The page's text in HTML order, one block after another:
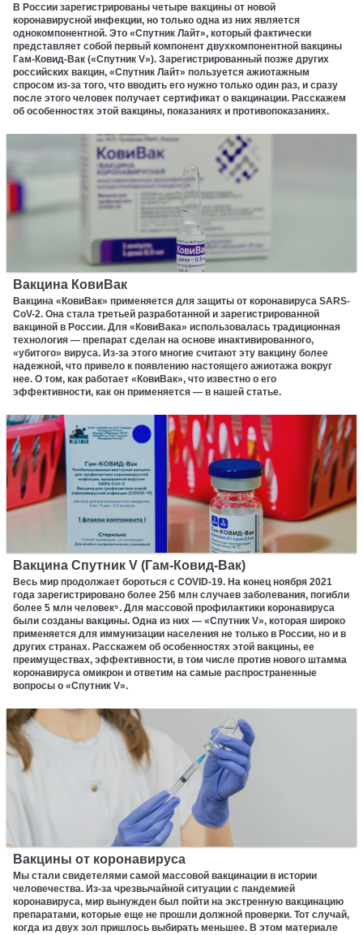
В России зарегистрированы четыре вакцины от новой
коронавирусной инфекции, но только одна из них является
однокомпонентной. Это «Спутник Лайт», который фактически
представляет собой первый компонент двухкомпонентной вакцины
Гам-Ковид-Вак («Спутник V»). Зарегистрированный позже других
российских вакцин, «Спутник Лайт» пользуется ажиотажным
спросом из-за того, что вводить его нужно только один раз, и сразу
после этого человек получает сертификат о вакцинации. Расскажем
об особенностях этой вакцины, показаниях и противопоказаниях.
Вакцина КовиВак
Вакцина «КовиВак» применяется для защиты от коронавируса SARS-
CoV-2. Она стала третьей разработанной и зарегистрированной
вакциной в России. Для «КовиВака» использовалась традиционная
технология — препарат сделан на основе инактивированного,
«убитого» вируса. Из-за этого многие считают эту вакцину более
надежной, что привело к появлению настоящего ажиотажа вокруг
нее. О том, как работает «КовиВак», что известно о его
эффективности, как он применяется — в нашей статье.
Вакцина Спутник V (Гам-Ковид-Вак)
Весь мир продолжает бороться с COVID-19. На конец ноября 2021
года зарегистрировано более 256 млн случаев заболевания, погибли
более 5 млн человек⁵. Для массовой профилактики коронавируса
были созданы вакцины. Одна из них — «Спутник V», которая широко
применяется для иммунизации населения не только в России, но и в
других странах. Расскажем об особенностях этой вакцины, ее
преимуществах, эффективности, в том числе против нового штамма
коронавируса омикрон и ответим на самые распространенные
вопросы о «Спутник V».
Вакцины от коронавируса
Мы стали свидетелями самой массовой вакцинации в истории
человечества. Из-за чрезвычайной ситуации с пандемией
коронавируса, мир вынужден был пойти на экстренную вакцинацию
препаратами, которые еще не прошли должной проверки. Тот случай,
когда из двух зол пришлось выбирать меньшее. В этом материале